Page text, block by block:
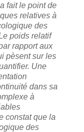
fait le point de
relatives à
des
poids relatif
rapport aux
pèsent sur les
Une
dans sa
à
constat que la
des